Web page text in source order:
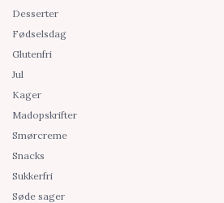
Desserter
Fødselsdag
Glutenfri
Jul
Kager
Madopskrifter
Smørcreme
Snacks
Sukkerfri
Søde sager